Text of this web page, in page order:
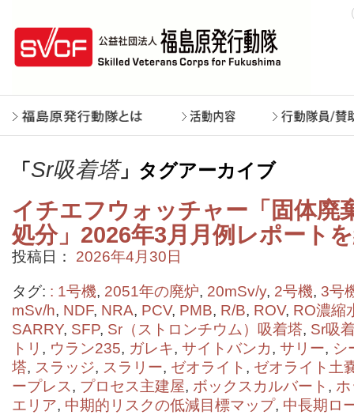
「 Sr吸着塔」タグアーカイブ
イチエフウォッチャー「固体廃
処分」2026年3月月例レポート
投稿日： 2026年4月30日
タグ: : 1号機, 2051年の廃炉, 20mSv/y, 2号機, 3号
mSv/h, NDF, NRA, PCV, PMB, R/B, ROV, RO濃縮
SARRY, SFP, Sr（ストロンチウム）吸着塔, Sr吸
トリ , ウラン235, ガレキ, サイトバンカ, サリー, シ
塔, スラッジ, スラリー, ゼオライト , ゼオライト土
ープレス, プロセス主建屋, ボックスカルバート ,
エリア, 中期的リスクの低減目標マップ, 中長期ロ